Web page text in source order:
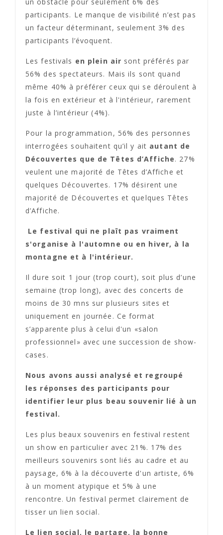
participants. Le manque de visibilité n’est pas
un facteur déterminant, seulement 3% des
participants l’évoquent.
Les festivals en plein air sont préférés par
56% des spectateurs. Mais ils sont quand
même 40% à préférer ceux qui se déroulent à
la fois en extérieur et à l'intérieur, rarement
juste à l’intérieur (4%).
Pour la programmation, 56% des personnes
interrogées souhaitent qu’il y ait autant de
Découvertes que de Têtes d’Affiche. 27%
veulent une majorité de Têtes d’Affiche et
quelques Découvertes. 17% désirent une
majorité de Découvertes et quelques Têtes
d’Affiche.
Le festival qui ne plaît pas vraiment
s'organise à l'automne ou en hiver, à la
montagne et à l'intérieur.
Il dure soit 1 jour (trop court), soit plus d’une
semaine (trop long), avec des concerts de
moins de 30 mns sur plusieurs sites et
uniquement en journée. Ce format
s’apparente plus à celui d'un «salon
professionnel» avec une succession de show-
cases.
Nous avons aussi analysé et regroupé
les réponses des participants pour
identifier leur plus beau souvenir lié à un
festival.
Les plus beaux souvenirs en festival restent
un show en particulier avec 21%. 17% des
meilleurs souvenirs sont liés au cadre et au
paysage, 6% à la découverte d'un artiste, 6%
à un moment atypique et 5% à une
rencontre. Un festival permet clairement de
tisser un lien social.
Le lien social, le partage, la bonne